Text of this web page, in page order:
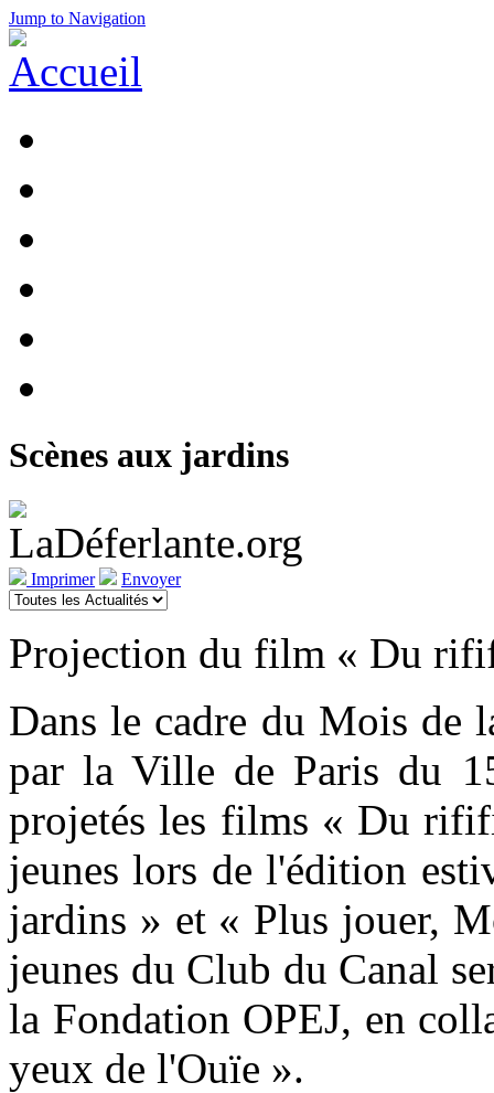
Jump to Navigation
Scènes aux jardins
Imprimer Envoyer
Projection du film « Du
Dans le cadre du Mois de
par la Ville de Paris du
projetés les films « Du
jeunes lors de l'édition
jardins » et « Plus jouer,
jeunes du Club du Canal
la Fondation OPEJ, en
yeux de l'Ouïe ».